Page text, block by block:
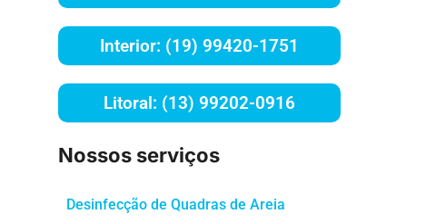
Interior: (19) 99420-1751
Litoral: (13) 99202-0916
Nossos serviços
Desinfecção de Quadras de Areia